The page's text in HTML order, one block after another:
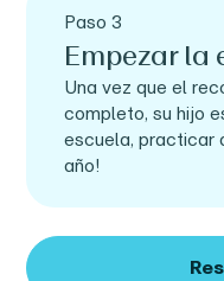
Paso 3
Empezar la
Una vez que el
completo, su hijo
escuela, practicar
año!